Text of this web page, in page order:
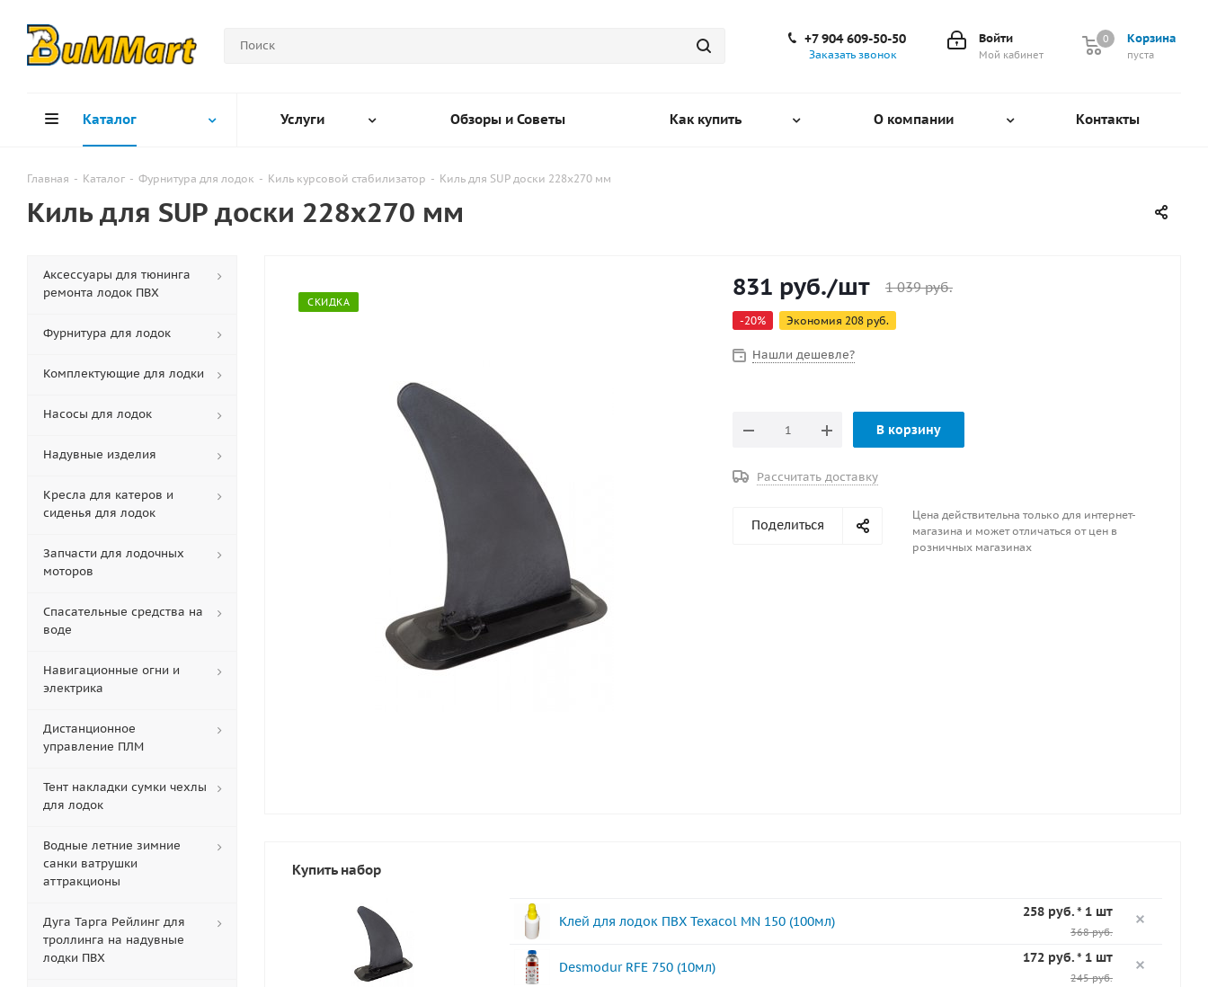
Корзина
0
пуста
0
Войти
Мой кабинет
+7 904 609-50-50
Заказать звонок
Каталог Услуги Обзоры и Советы Как купить О компании Контакты
Главная - Каталог - Фурнитура для лодок - Киль курсовой стабилизатор - Киль для SUP доски 228х270 мм
Киль для SUP доски 228х270 мм
СКИДКА
831 руб./шт 1 039руб.
-20% Экономия 208 руб.
Нашли дешевле?
В корзину
Рассчитать доставку
Поделиться
Цена действительна только для интернет-
магазина и может отличаться от цен в
розничных магазинах
Купить набор
Клей для лодок ПВХ Texacol МN 150 (100мл)
258 руб. * 1 шт
368 руб.
Desmodur RFE 750 (10мл)
172 руб. * 1 шт
245 руб.
Аксессуары для тюнинга
ремонта лодок ПВХ
Фурнитура для лодок
Комплектующие для лодки
Насосы для лодок
Надувные изделия
Кресла для катеров и
сиденья для лодок
Запчасти для лодочных
моторов
Спасательные средства на
воде
Навигационные огни и
электрика
Дистанционное
управление ПЛМ
Тент накладки сумки чехлы
для лодок
Водные летние зимние
санки ватрушки
аттракционы
Дуга Тарга Рейлинг для
троллинга на надувные
лодки ПВХ